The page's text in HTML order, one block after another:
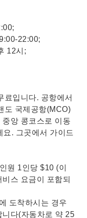
22:00;
12시;
료입니다. 공항에서
도 국제공항(MCO)
앙 콩코스로 이동
. 그곳에서 가이드
원 1인당 $10 (이
스 요금이 포함되
도착하시는 경우
다(자동차로 약 25